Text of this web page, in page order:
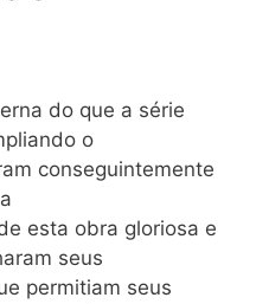
do que a série
o
conseguintemente
esta obra gloriosa e
seus
permitiam seus